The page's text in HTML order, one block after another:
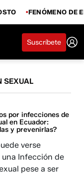
FENÓMENO DE
Suscríbete
SEXUAL
por infecciones de
en Ecuador:
y prevenirlas?
verse
Infección de
pese a ser